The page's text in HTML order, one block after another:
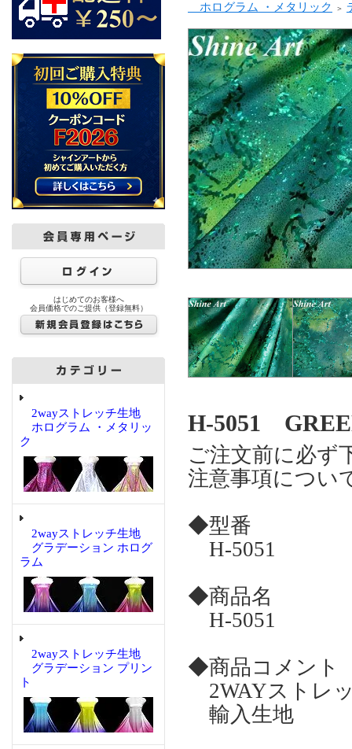
はじめてのお客様へ
会員価格でのご提供（登録無料）
2wayストレッチ生地
ホログラム ・メタリッ
ク
2wayストレッチ生地
グラデーション ホログ
ラム
2wayストレッチ生地
グラデーション プリン
ト
ホログラム ・メタリック
＞
H-5051
ご注文前に必ず
注意事項につい
◆型番
H-5051
◆商品名
H-5051
◆商品コメント
2WAYストレ
輸入生地